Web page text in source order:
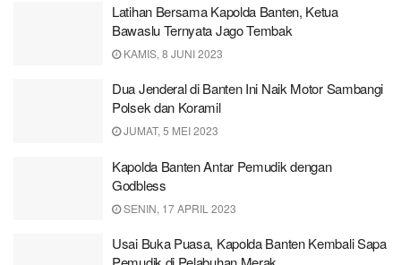
Latihan Bersama Kapolda Banten, Ketua
Bawaslu Ternyata Jago Tembak
KAMIS, 8 JUNI 2023
Dua Jenderal di Banten Ini Naik Motor Sambangi
Polsek dan Koramil
JUMAT, 5 MEI 2023
Kapolda Banten Antar Pemudik dengan
Godbless
SENIN, 17 APRIL 2023
Usai Buka Puasa, Kapolda Banten Kembali Sapa